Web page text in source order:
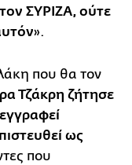
ΣΥΡΙΖΑ, ούτε
».
που θα τον
Τζάκρη ζήτησε
ως
που